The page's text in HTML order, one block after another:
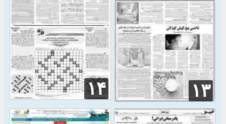
۱۳ ۱۴